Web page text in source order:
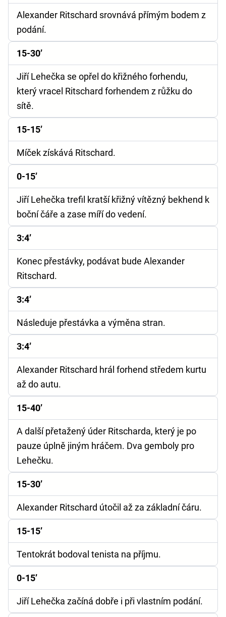
Alexander Ritschard srovnává přímým bodem z
podání.
15-30’
Jiří Lehečka se opřel do křižného forhendu,
který vracel Ritschard forhendem z růžku do
sítě.
15-15’
Míček získává Ritschard.
0-15’
Jiří Lehečka trefil kratší křižný vítězný bekhend k
boční čáře a zase míří do vedení.
3:4’
Konec přestávky, podávat bude Alexander
Ritschard.
3:4’
Následuje přestávka a výměna stran.
3:4’
Alexander Ritschard hrál forhend středem kurtu
až do autu.
15-40’
A další přetažený úder Ritscharda, který je po
pauze úplně jiným hráčem. Dva gemboly pro
Lehečku.
15-30’
Alexander Ritschard útočil až za základní čáru.
15-15’
Tentokrát bodoval tenista na příjmu.
0-15’
Jiří Lehečka začíná dobře i při vlastním podání.